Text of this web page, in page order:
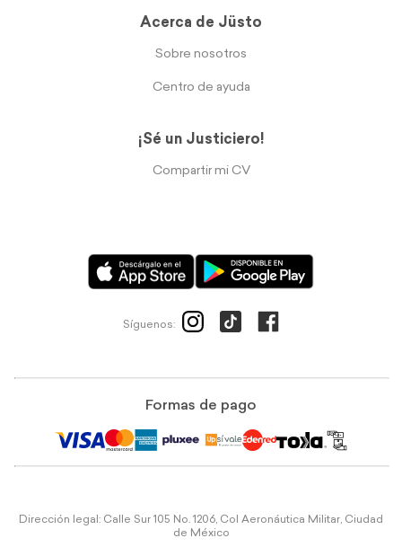
Acerca de Jüsto
Sobre nosotros
Centro de ayuda
¡Sé un Justiciero!
Compartir mi CV
Síguenos:
Formas de pago
Dirección legal: Calle Sur 105 No. 1206, Col Aeronáutica Militar, Ciudad
de México